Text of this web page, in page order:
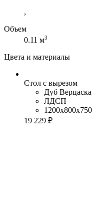
,
Объем
0.11 м3
Цвета и материалы
Стол с вырезом
Дуб Верцаска
ЛДСП
1200x800x750
19 229 ₽